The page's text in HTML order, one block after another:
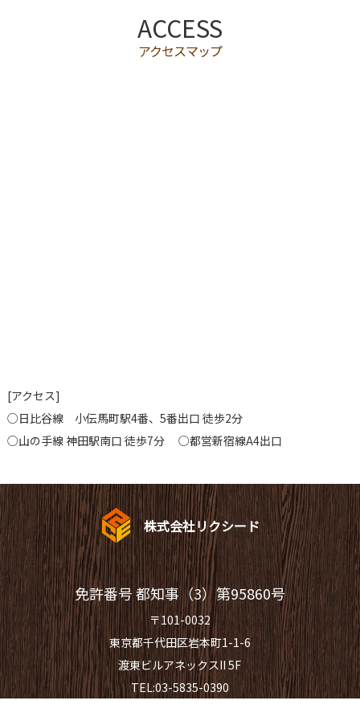
ACCESS
アクセスマップ
[アクセス]
○日比谷線 小伝馬町駅4番、5番出口 徒歩2分
○山の手線 神田駅南口 徒歩7分 ○都営新宿線A4出口
株式会社リクシード
免許番号 都知事（3）第95860号
〒101-0032
東京都千代田区岩本町1-1-6
渡東ビルアネックスII 5F
TEL:03-5835-0390